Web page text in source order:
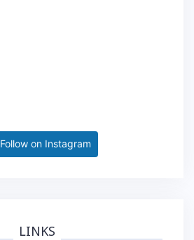
Follow on Instagram
LINKS